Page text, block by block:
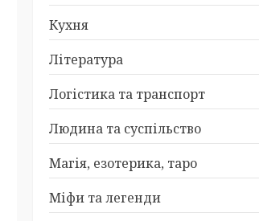
Кухня
Література
Логістика та транспорт
Людина та суспільство
Магія, езотерика, таро
Міфи та легенди